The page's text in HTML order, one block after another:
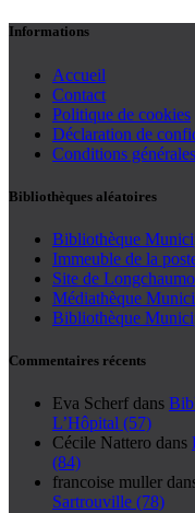
Informations
Accueil
Contact
Politique de cookies
Déclaration de
Conditions générales
Bibliothèques aléatoires
Bibliothèque
Immeuble de la
Site de
Médiathèque
Bibliothèque
Commentaires récents
Eva Scherf dans
L’Hôpital (57)
Cécile Nattero dans
(84)
francoise muller
Sartrouville (78)